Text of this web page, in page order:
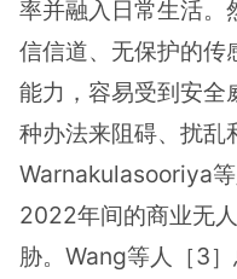
率并融入日常生活。
信信道、无保护的传
能力，容易受到安全
种办法来阻碍、扰乱
Warnakulasooriya
2022年间的商业无
胁。Wang等人［3